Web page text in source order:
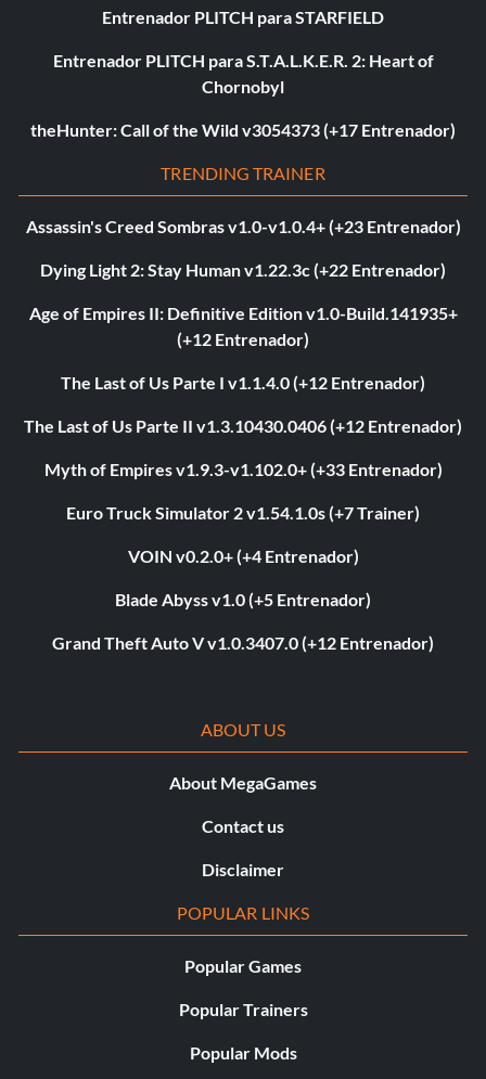
Entrenador PLITCH para STARFIELD
Entrenador PLITCH para S.T.A.L.K.E.R. 2: Heart of
Chornobyl
theHunter: Call of the Wild v3054373 (+17 Entrenador)
TRENDING TRAINER
Assassin's Creed Sombras v1.0-v1.0.4+ (+23 Entrenador)
Dying Light 2: Stay Human v1.22.3c (+22 Entrenador)
Age of Empires II: Definitive Edition v1.0-Build.141935+
(+12 Entrenador)
The Last of Us Parte I v1.1.4.0 (+12 Entrenador)
The Last of Us Parte II v1.3.10430.0406 (+12 Entrenador)
Myth of Empires v1.9.3-v1.102.0+ (+33 Entrenador)
Euro Truck Simulator 2 v1.54.1.0s (+7 Trainer)
VOIN v0.2.0+ (+4 Entrenador)
Blade Abyss v1.0 (+5 Entrenador)
Grand Theft Auto V v1.0.3407.0 (+12 Entrenador)
ABOUT US
About MegaGames
Contact us
Disclaimer
POPULAR LINKS
Popular Games
Popular Trainers
Popular Mods